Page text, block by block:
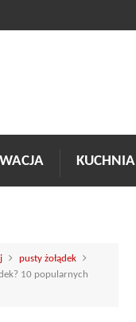
KUCHNIA
pusty żołądek
10 popularnych